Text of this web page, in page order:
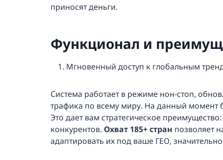
приносят деньги.
Функционал и
Мгновенный доступ к глобальным
Система работает в режиме нон-стоп,
трафика по всему миру. На данный момент
Это дает вам стратегическое
конкурентов. Охват 185+ стран позволяет
адаптировать их под ваше ГЕО,